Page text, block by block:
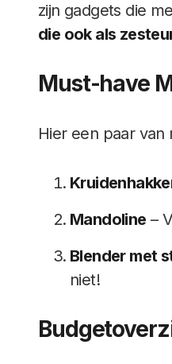
zijn gadgets die
die ook als
Must-have
Hier een paar van
Mandoline –
Blender met
niet!